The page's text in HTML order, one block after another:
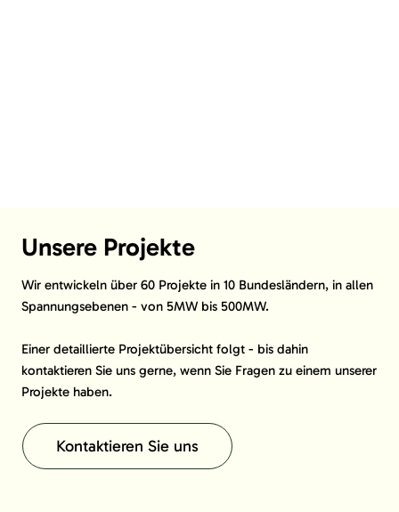
Unsere Projekte
Wir entwickeln über 60 Projekte in 10 Bundesländern, in allen
Spannungsebenen - von 5MW bis 500MW.
Einer detaillierte Projektübersicht folgt - bis dahin
kontaktieren Sie uns gerne, wenn Sie Fragen zu einem unserer
Projekte haben.
Kontaktieren Sie uns